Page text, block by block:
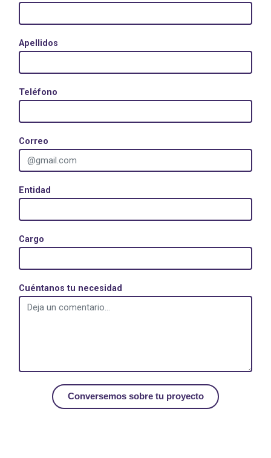
Apellidos
Teléfono
Correo
Entidad
Cargo
Cuéntanos tu necesidad